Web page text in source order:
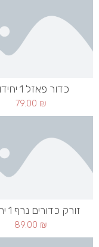
כדור פאזל 1 יחידות
79.00 ₪
זורק כדורים נרף 1 יחידות
89.00 ₪